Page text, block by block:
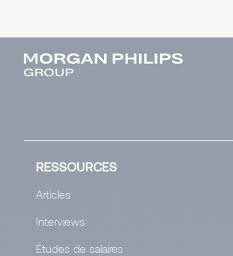
RESSOURCES
Articles
Interviews
Études de salaires